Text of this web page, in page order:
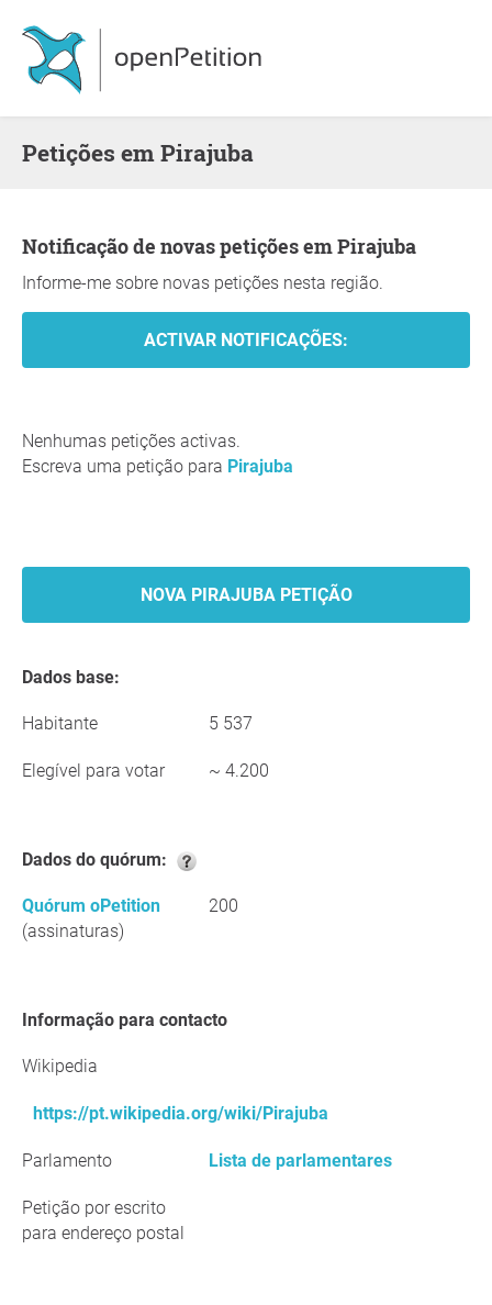
Petições em Pirajuba
Notificação de novas petições em Pirajuba
Informe-me sobre novas petições nesta região.
Nenhumas petições activas.
Escreva uma petição para Pirajuba
NOVA PIRAJUBA PETIÇÃO
Dados base:
Habitante 5 537
Elegível para votar ~ 4.200
Dados do quórum:
Quórum oPetition
(assinaturas)
200
Informação para contacto
Wikipedia
https://pt.wikipedia.org/wiki/Pirajuba
Parlamento Lista de parlamentares
Petição por escrito
para endereço postal